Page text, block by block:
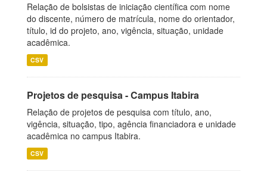
Relação de bolsistas de iniciação científica com nome
do discente, número de matrícula, nome do orientador,
título, id do projeto, ano, vigência, situação, unidade
acadêmica.
CSV
Projetos de pesquisa - Campus Itabira
Relação de projetos de pesquisa com título, ano,
vigência, situação, tipo, agência financiadora e unidade
acadêmica no campus Itabira.
CSV